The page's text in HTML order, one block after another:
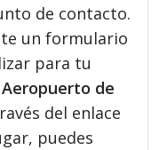
de contacto.
un formulario
para tu
de
del enlace
puedes